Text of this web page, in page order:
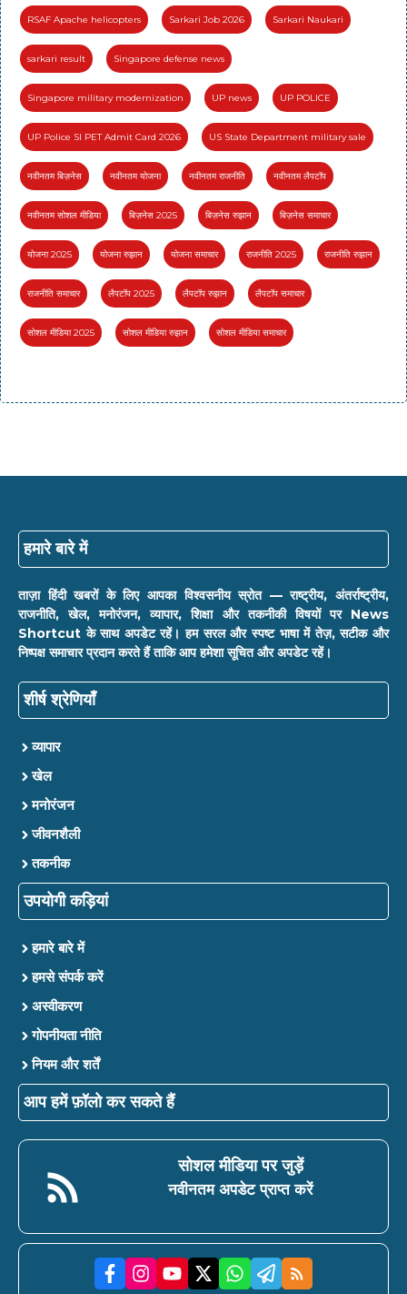
RSAF Apache helicopters Sarkari Job 2026 Sarkari Naukari
sarkari result Singapore defense news
Singapore military modernization UP news UP POLICE
UP Police SI PET Admit Card 2026 US State Department military sale
नवीनतम बिज़नेस नवीनतम योजना नवीनतम राजनीति नवीनतम लैपटॉप
नवीनतम सोशल मीडिया बिज़नेस 2025 बिज़नेस रुझान बिज़नेस समाचार
योजना 2025 योजना रुझान योजना समाचार राजनीति 2025 राजनीति रुझान
राजनीति समाचार लैपटॉप 2025 लैपटॉप रुझान लैपटॉप समाचार
सोशल मीडिया 2025 सोशल मीडिया रुझान सोशल मीडिया समाचार
हमारे बारे में
ताज़ा हिंदी खबरों के लिए आपका विश्वसनीय स्रोत — राष्ट्रीय, अंतर्राष्ट्रीय,
राजनीति, खेल, मनोरंजन, व्यापार, शिक्षा और तकनीकी विषयों पर News
Shortcut के साथ अपडेट रहें। हम सरल और स्पष्ट भाषा में तेज़, सटीक और
निष्पक्ष समाचार प्रदान करते हैं ताकि आप हमेशा सूचित और अपडेट रहें।
शीर्ष श्रेणियाँ
व्यापार
खेल
मनोरंजन
जीवनशैली
तकनीक
उपयोगी कड़ियां
हमारे बारे में
हमसे संपर्क करें
अस्वीकरण
गोपनीयता नीति
नियम और शर्तें
आप हमें फ़ॉलो कर सकते हैं
सोशल मीडिया पर जुड़ें
नवीनतम अपडेट प्राप्त करें